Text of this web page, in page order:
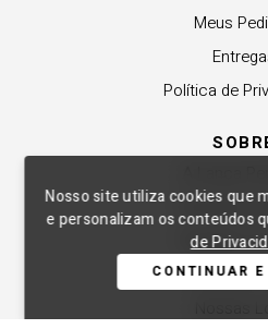
Nosso site utiliza cookies que
e personalizam os conteúdos
de
CONTINUAR E
Meus
Política de
Revender a
Trabalhe
Compre